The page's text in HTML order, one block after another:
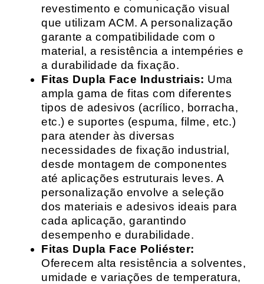
revestimento e comunicação visual
que utilizam ACM. A personalização
garante a compatibilidade com o
material, a resistência a intempéries e
a durabilidade da fixação.
Fitas Dupla Face Industriais: Uma
ampla gama de fitas com diferentes
tipos de adesivos (acrílico, borracha,
etc.) e suportes (espuma, filme, etc.)
para atender às diversas
necessidades de fixação industrial,
desde montagem de componentes
até aplicações estruturais leves. A
personalização envolve a seleção
dos materiais e adesivos ideais para
cada aplicação, garantindo
desempenho e durabilidade.
Fitas Dupla Face Poliéster:
Oferecem alta resistência a solventes,
umidade e variações de temperatura,